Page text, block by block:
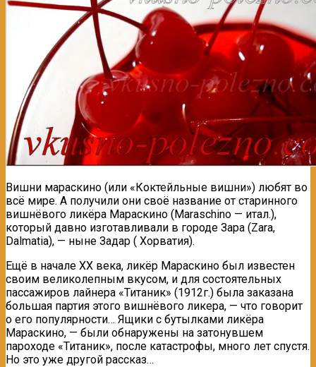
Вишни мараскино (или «Коктейльные вишни») любят во
всё мире. А получили они своё название от старинного
вишнёвого ликёра Мараскино (Maraschino — итал.),
который давно изготавливали в городе Зара (Zara,
Dalmatia), — ныне Задар ( Хорватия).
Ещё в начале ХХ века, ликёр Мараскино был известен
своим великолепным вкусом, и для состоятельных
пассажиров лайнера «Титаник» (1912г.) была заказана
большая партия этого вишнёвого ликера, — что говорит
о его популярности… Ящики с бутылками ликёра
Мараскино, — были обнаружены на затонувшем
пароходе «Титаник», после катастрофы, много лет спустя.
Но это уже другой рассказ…